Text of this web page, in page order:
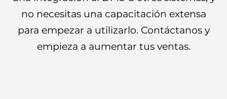
no necesitas una capacitación extensa
para empezar a utilizarlo. Contáctanos y
empieza a aumentar tus ventas.